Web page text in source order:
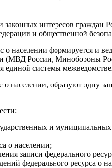
законных интересов
и общественной
о населении формируется и
(МВД России, Минобороны
системы
образуют одну
и
о населении;
записи федерального
федерального ресурса